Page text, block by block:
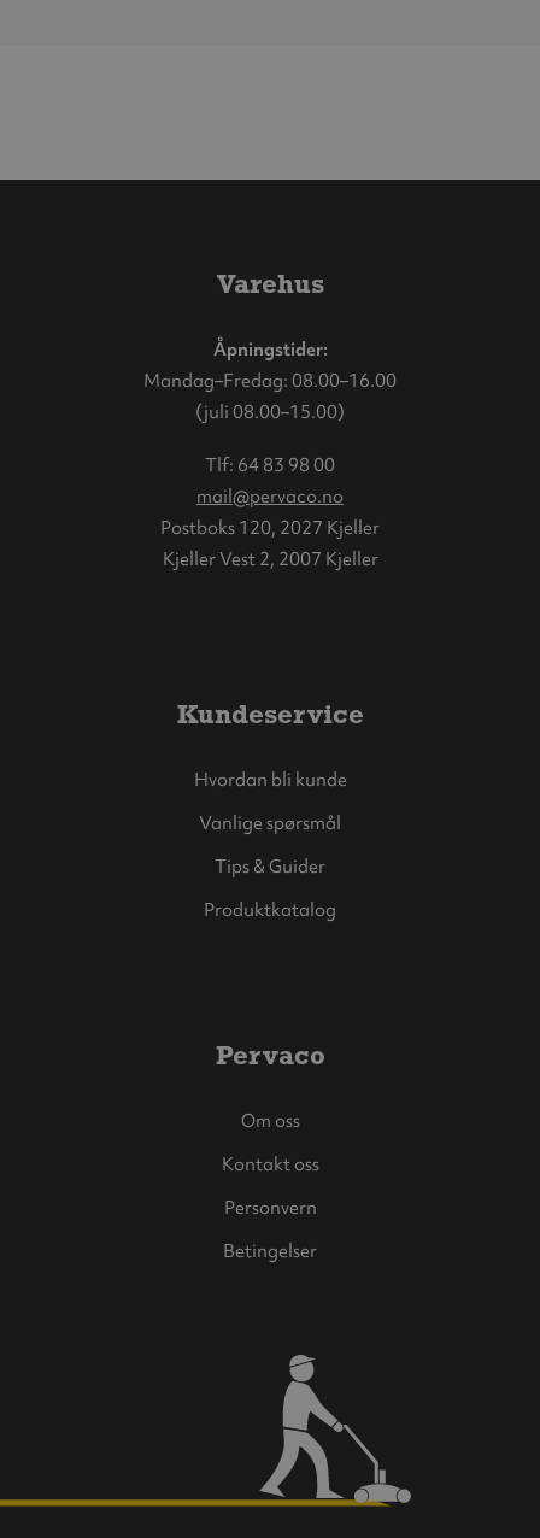
Varehus
Åpningstider:
Mandag–Fredag: 08.00–16.00
(juli 08.00–15.00)
Tlf: 64 83 98 00
mail@pervaco.no
Postboks 120, 2027 Kjeller
Kjeller Vest 2, 2007 Kjeller
Kundeservice
Hvordan bli kunde
Vanlige spørsmål
Tips & Guider
Produktkatalog
Pervaco
Om oss
Kontakt oss
Personvern
Betingelser